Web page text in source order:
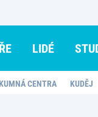
LIDÉ
CENTRA KUDĚJ